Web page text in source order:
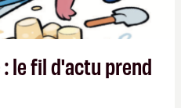
le fil d'actu prend